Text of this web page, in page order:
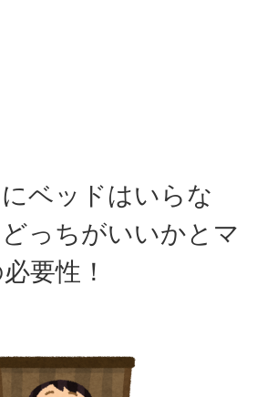
ベッドはいらな
っちがいいかとマ
要性！